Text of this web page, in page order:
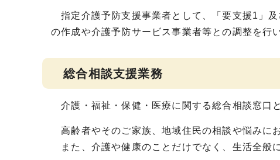
指定介護予防支援事業者として、「要支援1」
の作成や介護予防サービス事業者等との調整を行
総合相談支援業務
介護・福祉・保健・医療に関する総合相談窓口
高齢者やそのご家族、地域住民の相談や悩みに
また、介護や健康のことだけでなく、生活全般